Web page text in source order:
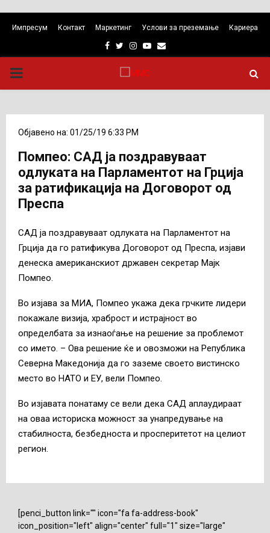
Импресум Контакт Маркетинг Услови за преземање Кариера
Facebook
TwitterInstagram
Youtube
Email
PRIMARY
Објавено на: 01/25/19 6:33 PM
Помпео: САД ја поздравуваат
одлуката на Парламентот на Грција
за ратификација на Договорот од
Преспа
САД ја поздравуваат одлуката на Парламентот на
Грција да го ратификува Договорот од Преспа, изјави
денеска американскиот државен секретар Мајк
Помпео.
Во изјава за МИА, Помпео укажа дека грчките лидери
покажале визија, храброст и истрајност во
определбата за изнаоѓање на решение за проблемот
со името. – Ова решение ќе и овозможи на Република
Северна Македонија да го заземе своето вистинско
место во НАТО и ЕУ, вели Помпео.
Во изјавата понатаму се вели дека САД аплаудираат
на оваа историска можност за унапредување на
стабилноста, безбедноста и просперитетот на целиот
регион.
[penci_button link="" icon="fa fa-address-book"
icon_position="left" align="center" full="1" size="large"